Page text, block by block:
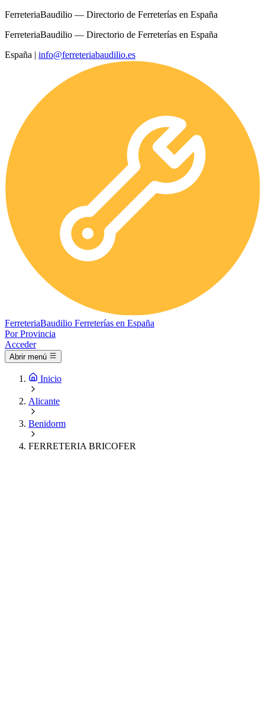
FerreteriaBaudilio — Directorio de Ferreterías en España
FerreteriaBaudilio — Directorio de Ferreterías en España
España | info@ferreteriabaudilio.es
FerreteriaBaudilio Ferreterías en España
Por Provincia
Acceder
Abrir menú
Inicio
Alicante
Benidorm
FERRETERIA BRICOFER